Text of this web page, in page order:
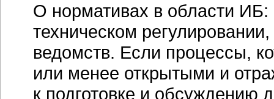
О нормативах в области ИБ:
техническом
ведомств. Если процессы,
или менее открытыми и
к подготовке и обсуждению